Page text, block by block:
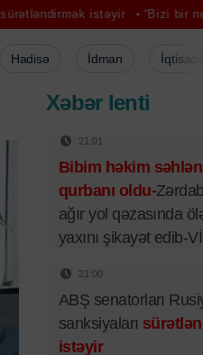
istəyir “Bizi bir neçə günə
Hadisə İdman
Xəbər lenti
21:01
Bibim həkim
qurbanı oldu-
ağır yol qəzasında
yaxını şikayət edib-
21:00
ABŞ senatorları
sanksiyaları
istəyir